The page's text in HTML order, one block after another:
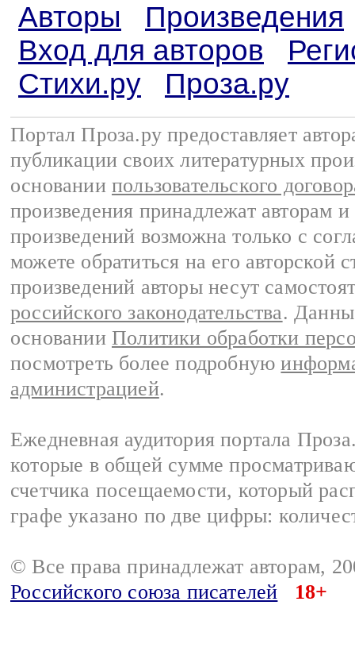
Авторы
Произведения
Вход для авторов
Стихи.ру
Проза.ру
Портал Проза.ру предоставляет
публикации своих литературных
основании пользовательского
произведения принадлежат авторам
произведений возможна только с
можете обратиться на его авторской
произведений авторы несут
российского законодательства.
основании Политики обработки
посмотреть более подробную
администрацией.
Ежедневная аудитория портала
которые в общей сумме
счетчика посещаемости, который
графе указано по две цифры:
© Все права принадлежат авторам,
Российского союза писателей
18+